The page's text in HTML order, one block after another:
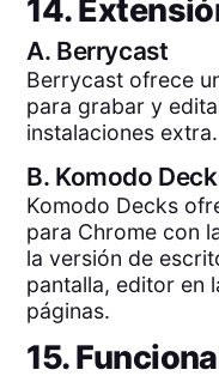
14.
A. Berrycast
Berrycast ofrece
para grabar y
instalaciones extra.
B. Komodo
Komodo Decks
para Chrome con
la versión de
pantalla, editor en
páginas.
15.